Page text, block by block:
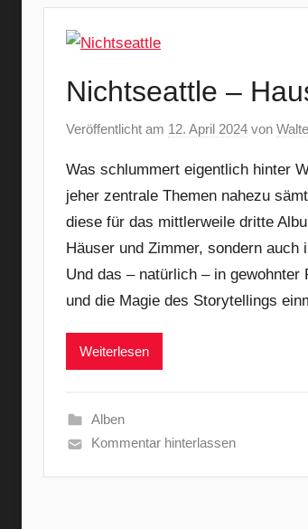
Nichtseattle –
Veröffentlicht am 12. April 2024 von
Was schlummert eigentlich hinter
jeher zentrale Themen nahezu
diese für das mittlerweile dritte
Häuser und Zimmer, sondern auch
Und das – natürlich – in
und die Magie des Storytellings
Weiterlesen
Alben
Kommentar hinterlassen